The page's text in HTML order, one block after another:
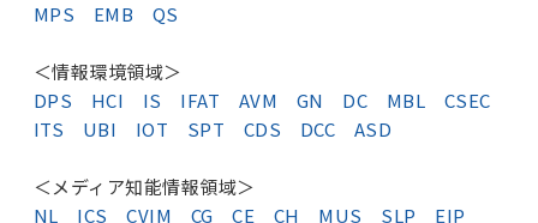
MPS
EMB QS
＜情報環境領域＞
DPS
HCI IS IFAT AVM GN DC MBL
CSEC
ITS
UBI IOT SPT CDS DCC ASD
＜メディア知能情報領域＞
NL
ICS CVIM CG CE CH MUS SLP
EIP